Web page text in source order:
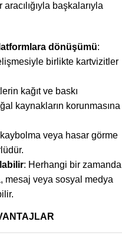
başkalarıyla
dönüşümü:
birlikte kartvizitler
kağıt ve baskı
kaynakların korunmasına
veya hasar görme
: Herhangi bir zamanda
mesaj veya sosyal medya